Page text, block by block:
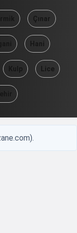
Çınar
Hani
Lice